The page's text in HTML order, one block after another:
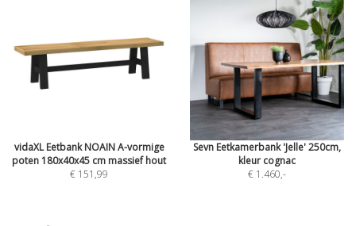
vidaXL Eetbank NOAIN A-vormige
poten 180x40x45 cm massief hout
€ 151,99
Sevn Eetkamerbank 'Jelle' 250cm,
kleur cognac
€ 1.460,-